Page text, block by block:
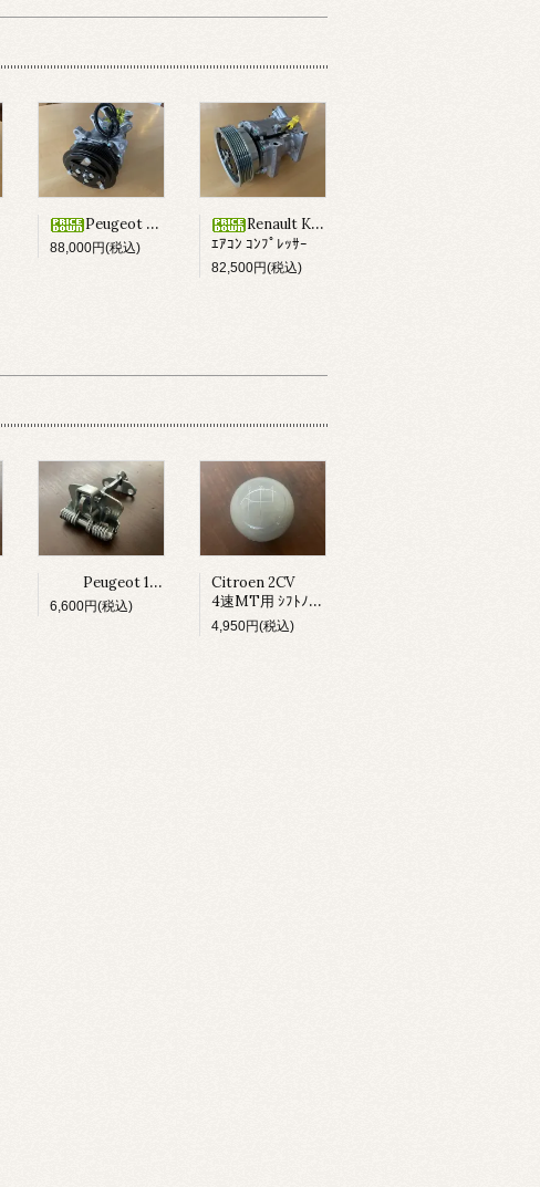
Peugeot 106S16/ Citroën Saxo VTS ｴｱｺﾝ ｺﾝﾌﾟﾚｯｻｰ
88,000円(税込)
Renault KangooⅡ/ Lutecia Ⅲ/ Megane Ⅱ
ｴｱｺﾝ ｺﾝﾌﾟﾚｯｻｰ
82,500円(税込)
Peugeot 106 / Saxo ﾌﾛﾝﾄ ﾄﾞｱﾘﾐｯﾀｰ
6,600円(税込)
Citroen 2CV
4速MT用 ｼﾌﾄﾉﾌﾞ（ﾗｲﾄｸﾞﾚｰ）
4,950円(税込)